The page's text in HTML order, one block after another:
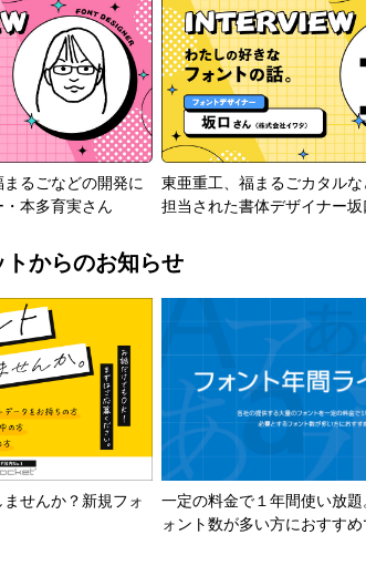
るごなどの開発に
本多育実さん
東亜重工、福まるごカタル
担当された書体デザイナー
からのお知らせ
せんか？新規フォ
一定の料金で１年間使い放
ォント数が多い方におすすめ